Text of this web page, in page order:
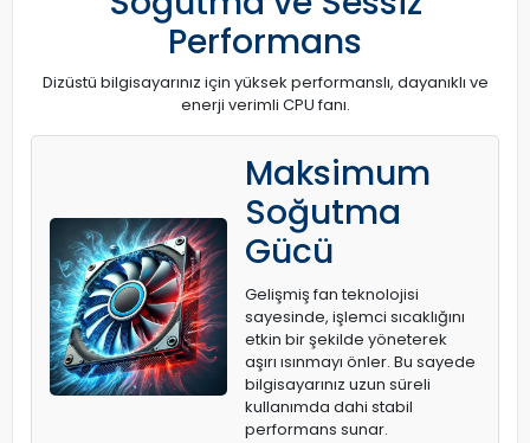
Performans
Dizüstü bilgisayarınız için yüksek performanslı, dayanıklı ve
enerji verimli CPU fanı.
Maksimum
Soğutma
Gücü
Gelişmiş fan teknolojisi
sayesinde, işlemci sıcaklığını
etkin bir şekilde yöneterek
aşırı ısınmayı önler. Bu sayede
bilgisayarınız uzun süreli
kullanımda dahi stabil
performans sunar.